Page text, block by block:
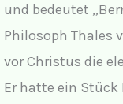
und bedeutet
Philosoph Thales
vor Christus die
Er hatte ein